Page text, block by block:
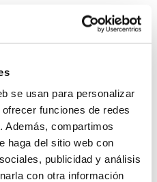
se usan para personalizar
funciones de redes
Además, compartimos
haga del sitio web con
publicidad y análisis
con otra información
y apoyando
para publicar un